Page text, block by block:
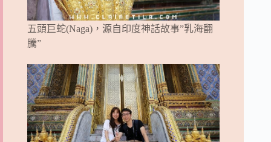
五頭巨蛇(Naga)，源自印度神話故事”乳海翻
騰”